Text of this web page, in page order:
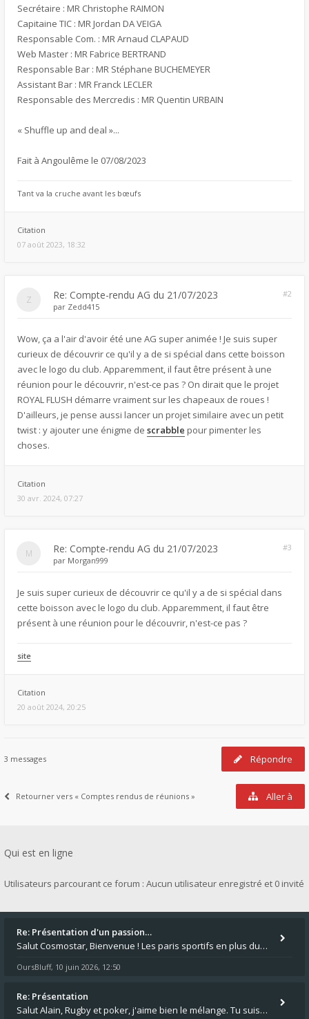
Secrétaire : MR Christophe RAIMON
Capitaine TIC : MR Jordan DA VEIGA
Responsable Com. : MR Arnaud CLAPAUD
Web Master : MR Fabrice BERTRAND
Responsable Bar : MR Stéphane BUCHEMEYER
Assistant Bar : MR Franck LECLER
Responsable des Mercredis : MR Quentin URBAIN
« Shuffle up and deal »...
Fait à Angoulême le 07/08/2023
Tant va la cruche avant les bœufs
Citation
07 août 2023, 18:32
Re: Compte-rendu AG du 21/07/2023
#2
par Zedd415
Wow, ça a l'air d'avoir été une AG super animée ! Je suis super
curieux de découvrir ce qu'il y a de si spécial dans cette boisson
avec le logo du club. Apparemment, il faut être présent à une
réunion pour le découvrir, n'est-ce pas ? On dirait que le projet
ROYAL FLUSH démarre vraiment sur les chapeaux de roues !
D'ailleurs, je pense aussi lancer un projet similaire avec un petit
twist : y ajouter une énigme de scrabble pour pimenter les
choses.
Citation
30 avr. 2024, 07:27
Re: Compte-rendu AG du 21/07/2023
#3
par Morgan999
Je suis super curieux de découvrir ce qu'il y a de si spécial dans
cette boisson avec le logo du club. Apparemment, il faut être
présent à une réunion pour le découvrir, n'est-ce pas ?
site
Citation
20 août 2024, 20:25
3 messages Répondre
Retourner vers « Comptes rendus de réunions » Aller à
Qui est en ligne
Utilisateurs parcourant ce forum : Aucun utilisateur enregistré et 0 invité
Re: Présentation d'un passion…
Salut Cosmostar, Bienvenue ! Les paris sportifs en plus du poker, c'est ce que je fais aussi. Surtout la NBA, je mise su
OursBluff, 10 juin 2026, 12:50
Re: Présentation
Salut Alain, Rugby et poker, j'aime bien le mélange. Tu suis le rugby du coin ? Moi j'essaie d'aller voir des matchs de